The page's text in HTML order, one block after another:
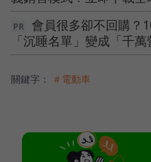
會員很多卻不回購？
「沉睡名單」變成「千
關鍵字： ＃電動車